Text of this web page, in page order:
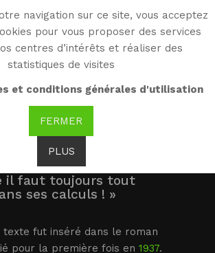
navigation sur ce site, vous acceptez
pour vous proposer des services
centres d’intérêts et réaliser des
statistiques de visites
et conditions générales d'utilisation
FERMER
PLUS
doublé d’enfant
il faut toujours tout
ses calculs ! »
texte fut inséré dans le roman
pour la première fois en 1937.